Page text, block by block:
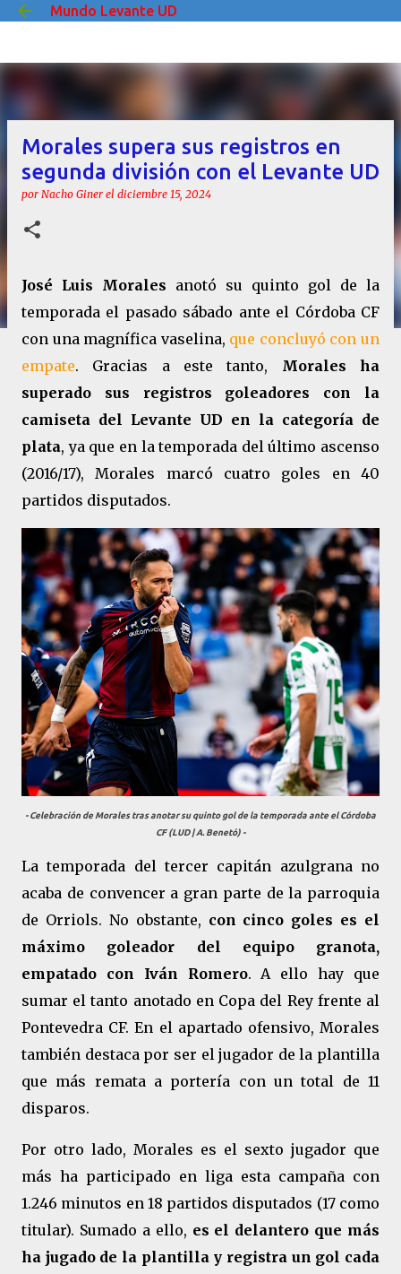
Ir al contenido principal
Mundo Levante UD
Morales supera sus registros en
segunda división con el Levante UD
por Nacho Giner el diciembre 15, 2024
José Luis Morales anotó su quinto gol de la
temporada el pasado sábado ante el Córdoba CF
con una magnífica vaselina, que concluyó con un
empate. Gracias a este tanto, Morales ha
superado sus registros goleadores con la
camiseta del Levante UD en la categoría de
plata, ya que en la temporada del último ascenso
(2016/17), Morales marcó cuatro goles en 40
partidos disputados.
- Celebración de Morales tras anotar su quinto gol de la temporada ante el Córdoba
CF (LUD | A. Benetó) -
La temporada del tercer capitán azulgrana no
acaba de convencer a gran parte de la parroquia
de Orriols. No obstante, con cinco goles es el
máximo goleador del equipo granota,
empatado con Iván Romero. A ello hay que
sumar el tanto anotado en Copa del Rey frente al
Pontevedra CF. En el apartado ofensivo, Morales
también destaca por ser el jugador de la plantilla
que más remata a portería con un total de 11
disparos.
Por otro lado, Morales es el sexto jugador que
más ha participado en liga esta campaña con
1.246 minutos en 18 partidos disputados (17 como
titular). Sumado a ello, es el delantero que más
ha jugado de la plantilla y registra un gol cada